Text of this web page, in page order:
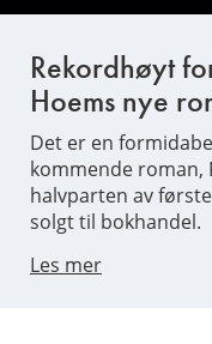
Rekordhøyt
Hoems nye
Det er en
kommende roman,
halvparten av
solgt til bokhandel.
Les mer